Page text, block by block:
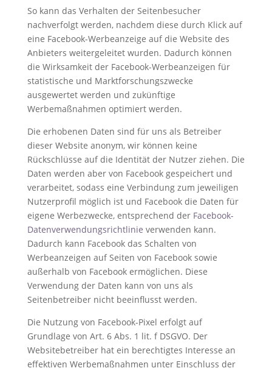
So kann das Verhalten der Seitenbesucher
nachverfolgt werden, nachdem diese durch Klick auf
eine Facebook-Werbeanzeige auf die Website des
Anbieters weitergeleitet wurden. Dadurch können
die Wirksamkeit der Facebook-Werbeanzeigen für
statistische und Marktforschungszwecke
ausgewertet werden und zukünftige
Werbemaßnahmen optimiert werden.
Die erhobenen Daten sind für uns als Betreiber
dieser Website anonym, wir können keine
Rückschlüsse auf die Identität der Nutzer ziehen. Die
Daten werden aber von Facebook gespeichert und
verarbeitet, sodass eine Verbindung zum jeweiligen
Nutzerprofil möglich ist und Facebook die Daten für
eigene Werbezwecke, entsprechend der Facebook-
Datenverwendungsrichtlinie verwenden kann.
Dadurch kann Facebook das Schalten von
Werbeanzeigen auf Seiten von Facebook sowie
außerhalb von Facebook ermöglichen. Diese
Verwendung der Daten kann von uns als
Seitenbetreiber nicht beeinflusst werden.
Die Nutzung von Facebook-Pixel erfolgt auf
Grundlage von Art. 6 Abs. 1 lit. f DSGVO. Der
Websitebetreiber hat ein berechtigtes Interesse an
effektiven Werbemaßnahmen unter Einschluss der